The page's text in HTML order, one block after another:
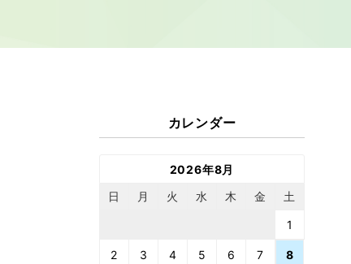
カレンダー
2026年8月
日
月 火 水 木 金 土
1
2 3 4 5 6 7 8